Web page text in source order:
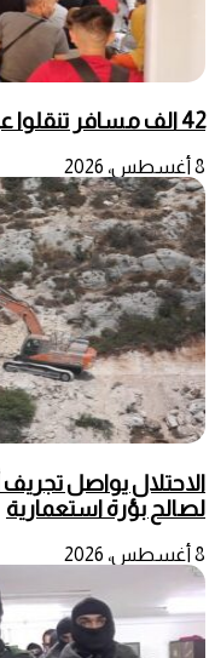
42 الف مسافر تنقلوا عبر معبر الكرامة الأسبوع الماضي
8 أغسطس، 2026
الاحتلال يواصل
لصالح بؤرة استعمارية
8 أغسطس، 2026